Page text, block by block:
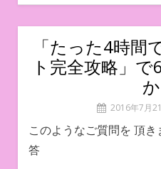
「たった4時間
ト完全攻略」
2016年7月
このようなご質問を 頂
答